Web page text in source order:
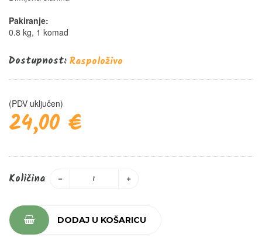
Pakiranje:
0.8 kg, 1 komad
Dostupnost:Raspoloživo
(PDV uključen)
24,00 €
Količina
DODAJ U KOŠARICU